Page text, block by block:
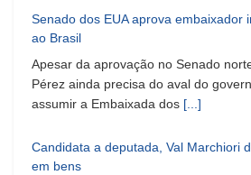
Senado dos EUA aprova embaixador
ao Brasil
Apesar da aprovação no Senado
Pérez ainda precisa do aval do
assumir a Embaixada dos [...]
Candidata a deputada, Val Marchiori
em bens